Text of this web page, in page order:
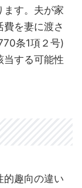
ます。夫が家
を妻に渡さ
条1項２号)
当する可能性
的趣向の違い